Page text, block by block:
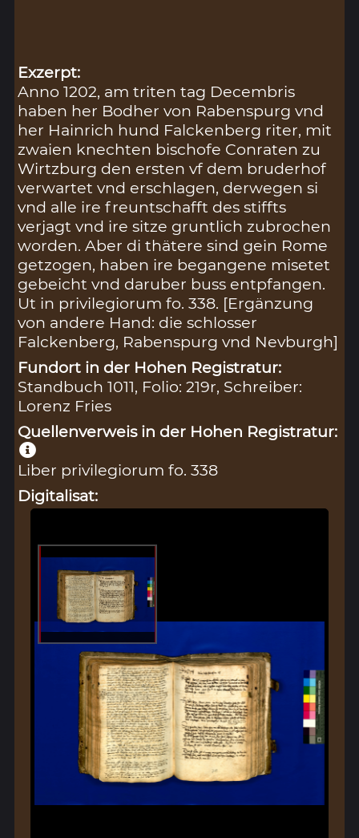
Exzerpt:
Anno 1202, am triten tag Decembris
haben her Bodher von Rabenspurg vnd
her Hainrich hund Falckenberg riter, mit
zwaien knechten bischofe Conraten zu
Wirtzburg den ersten vf dem bruderhof
verwartet vnd erschlagen, derwegen si
vnd alle ire freuntschafft des stiffts
verjagt vnd ire sitze gruntlich zubrochen
worden. Aber di thätere sind gein Rome
getzogen, haben ire begangene misetet
gebeicht vnd daruber buss entpfangen.
Ut in privilegiorum fo. 338. [Ergänzung
von andere Hand: die schlosser
Falckenberg, Rabenspurg vnd Nevburgh]
Fundort in der Hohen Registratur:
Standbuch 1011, Folio: 219r, Schreiber:
Lorenz Fries
Quellenverweis in der Hohen Registratur:
Liber privilegiorum fo. 338
Digitalisat: